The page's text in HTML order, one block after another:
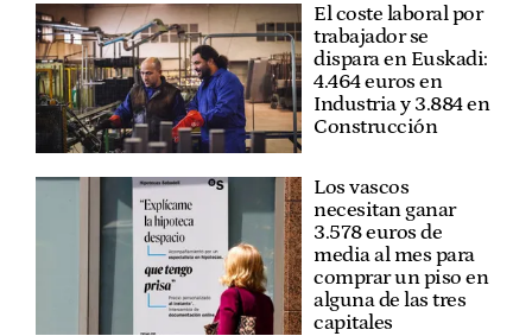
El coste laboral por
trabajador se
dispara en Euskadi:
4.464 euros en
Industria y 3.884 en
Construcción
Los vascos
necesitan ganar
3.578 euros de
media al mes para
comprar un piso en
alguna de las tres
capitales